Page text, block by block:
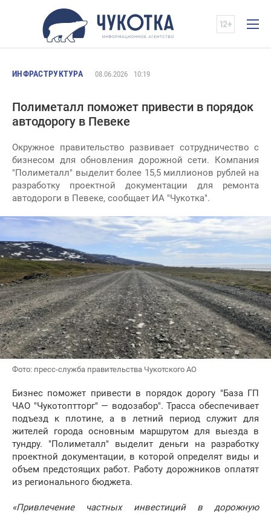
ИНФРАСТРУКТУРА 08.06.2026 10:19
Полиметалл поможет привести в порядок
автодорогу в Певеке
Окружное правительство развивает сотрудничество с
бизнесом для обновления дорожной сети. Компания
"Полиметалл" выделит более 15,5 миллионов рублей на
разработку проектной документации для ремонта
автодороги в Певеке, сообщает ИА "Чукотка".
Фото: пресс-служба правительства Чукотского АО
Бизнес поможет привести в порядок дорогу "База ГП
ЧАО "Чукотоптторг" — водозабор". Трасса обеспечивает
подъезд к плотине, а в летний период служит для
жителей города основным маршрутом для выезда в
тундру. "Полиметалл" выделит деньги на разработку
проектной документации, в которой определят виды и
объем предстоящих работ. Работу дорожников оплатят
из регионального бюджета.
«Привлечение частных инвестиций в дорожную